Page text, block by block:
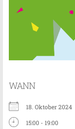
WANN
18. Oktober 2024
15:00 - 19:00